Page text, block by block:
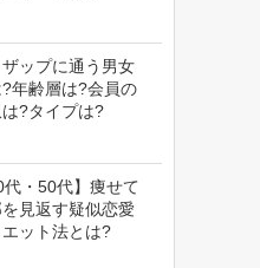
ップに通う男女
年齢層は?会員の
?タイプは?
代・50代】痩せて
見返す疑似恋愛
エット法とは?